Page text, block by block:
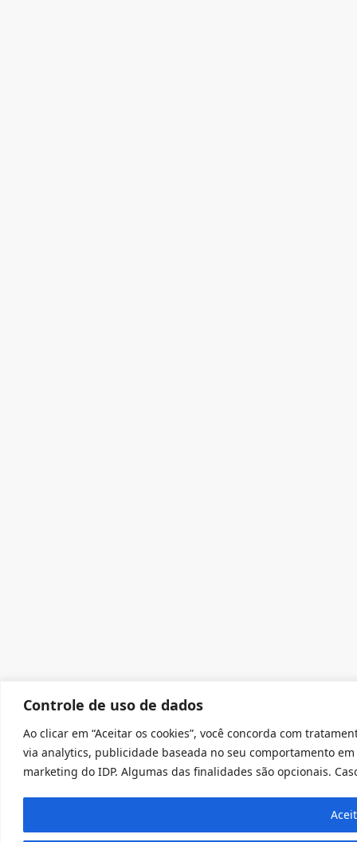
Controle de uso de dados
Ao clicar em “Aceitar os cookies”, você concorda com
via analytics, publicidade baseada no seu comportamento
marketing do IDP. Algumas das finalidades são opcionais.